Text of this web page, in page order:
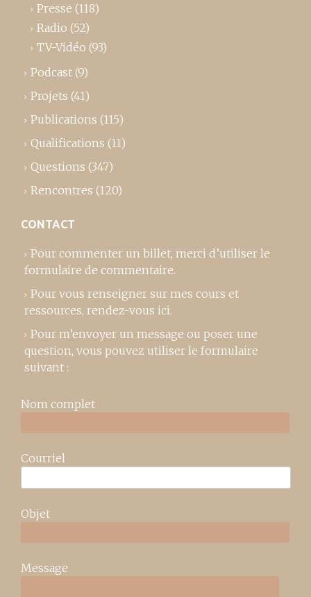
Presse (118)
Radio (52)
TV-Vidéo (93)
Podcast (9)
Projets (41)
Publications (115)
Qualifications (11)
Questions (347)
Rencontres (120)
CONTACT
Pour commenter un billet, merci d’utiliser le
formulaire de commentaire.
Pour vous renseigner sur mes cours et
ressources, rendez-vous ici.
Pour m’envoyer un message ou poser une
question, vous pouvez utiliser le formulaire
suivant :
Nom complet
Courriel
Objet
Message